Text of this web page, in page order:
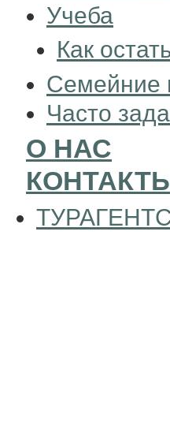
Учеба
Как
Семейние
Часто
О НАС